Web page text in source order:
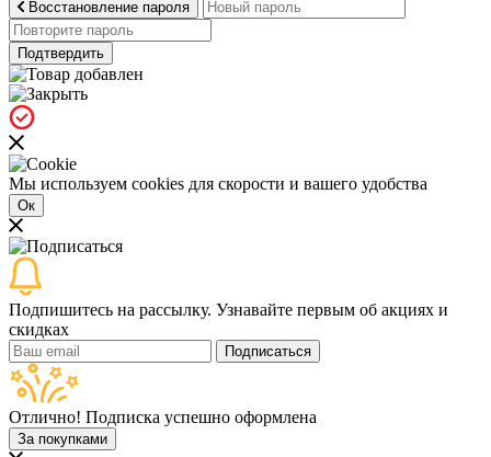
Восстановление пароля
Подтвердить
Мы используем cookies для скорости и вашего удобства
Ок
Подпишитесь на рассылку. Узнавайте первым об акциях и
скидках
Подписаться
Отлично! Подписка успешно оформлена
За покупками